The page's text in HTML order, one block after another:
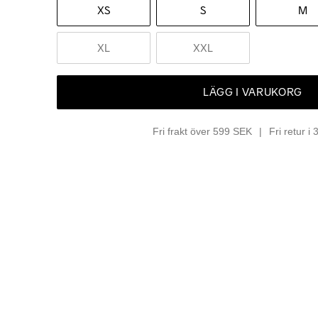
XS S M
XL XXL
LÄGG I VARUKORG
Fri frakt över 599 SEK Fri retur i